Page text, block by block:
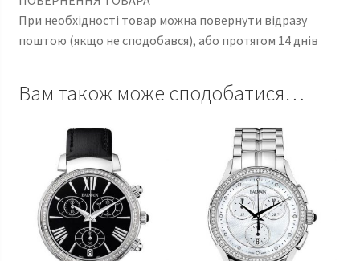
При необхідності товар можна повернути відразу
поштою (якщо не сподобався), або протягом 14 днів
Вам також може сподобатися…